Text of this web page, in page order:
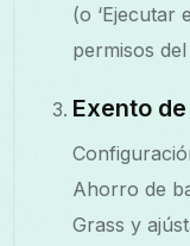
(o ‘Ejecutar
permisos
Exento
Ahorro de
Grass y